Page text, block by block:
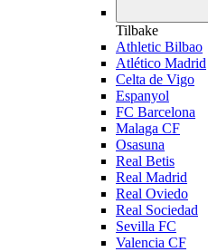
Tilbake
Athletic Bilbao
Atlético Madrid
Celta de Vigo
Espanyol
FC Barcelona
Malaga CF
Osasuna
Real Betis
Real Madrid
Real Oviedo
Real Sociedad
Sevilla FC
Valencia CF